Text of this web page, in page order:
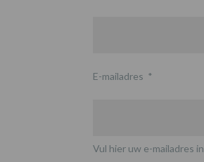
E-mailadres *
Vul hier uw e-mailadres in